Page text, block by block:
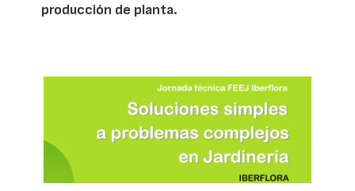
producción de planta.